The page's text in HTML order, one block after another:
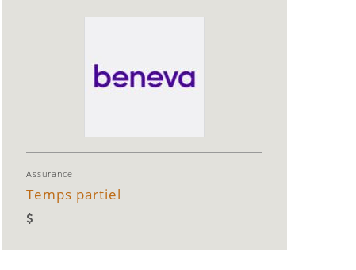
Assurance
Temps partiel